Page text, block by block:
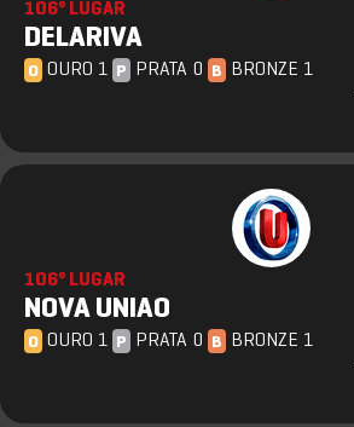
106º LUGAR
DELARIVA
O OURO 1 P PRATA 0 B BRONZE 1
106º LUGAR
NOVA UNIAO
O OURO 1 P PRATA 0 B BRONZE 1